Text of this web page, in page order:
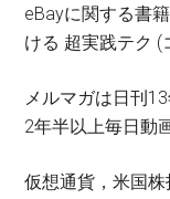
eBayに関する書
ける 超実践テク (
メルマガは日刊
2年半以上毎日動
仮想通貨，米国